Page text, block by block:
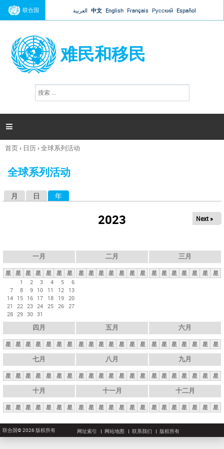
Jump to navigation
联合国 العربية 中文 English Français Русский Español
难民和移民
搜
索

你
这
首页› 日历›全球系列活动
全球系列活动
月 日 年
2023 Next »
一月
星 星 星 星 星 星
星
1
2 3 4 5
6
7
8 9 10 11 12
13
14 15 16 17 18 19 20
21
22 23 24 25 26 27
28 29 30 31
二月
星 星 星 星 星 星 星
三月
星 星 星 星 星 星 星
四月
星 星 星 星 星 星 星
五月
星 星 星 星 星 星 星
六月
星 星 星 星 星 星 星
七月
星 星 星 星 星 星 星
八月
星 星 星 星 星 星 星
九月
星 星 星 星 星 星 星
十月
星 星 星 星 星 星 星
十一月
星 星 星 星 星 星 星
十二月
星 星 星 星 星 星 星
联合国© 2026 版权所有 网址索引 网站地图 联系我们 版权所有